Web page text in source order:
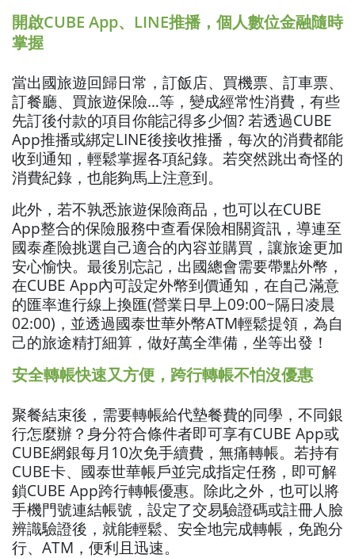
開啟CUBE App、LINE推播，個人數位金融隨時
掌握
當出國旅遊回歸日常，訂飯店、買機票、訂車票、
訂餐廳、買旅遊保險…等，變成經常性消費，有些
先訂後付款的項目你能記得多少個? 若透過CUBE
App推播或綁定LINE後接收推播，每次的消費都能
收到通知，輕鬆掌握各項紀錄。若突然跳出奇怪的
消費紀錄，也能夠馬上注意到。
此外，若不孰悉旅遊保險商品，也可以在CUBE
App整合的保險服務中查看保險相關資訊，導連至
國泰產險挑選自己適合的內容並購買，讓旅途更加
安心愉快。最後別忘記，出國總會需要帶點外幣，
在CUBE App內可設定外幣到價通知，在自己滿意
的匯率進行線上換匯(營業日早上09:00~隔日凌晨
02:00)，並透過國泰世華外幣ATM輕鬆提領，為自
己的旅途精打細算，做好萬全準備，坐等出發！
安全轉帳快速又方便，跨行轉帳不怕沒優惠
聚餐結束後，需要轉帳給代墊餐費的同學，不同銀
行怎麼辦？身分符合條件者即可享有CUBE App或
CUBE網銀每月10次免手續費，無痛轉帳。若持有
CUBE卡、國泰世華帳戶並完成指定任務，即可解
鎖CUBE App跨行轉帳優惠。除此之外，也可以將
手機門號連結帳號，設定了交易驗證碼或註冊人臉
辨識驗證後，就能輕鬆、安全地完成轉帳，免跑分
行、ATM，便利且迅速。